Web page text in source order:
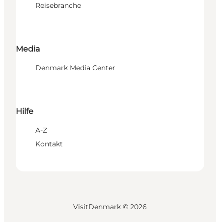
Reisebranche
Media
Denmark Media Center
Hilfe
A-Z
Kontakt
VisitDenmark © 2026